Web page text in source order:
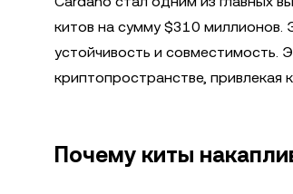
китов на сумму $310 миллионов.
устойчивость и совместимость.
криптопространстве, привлекая
Почему киты